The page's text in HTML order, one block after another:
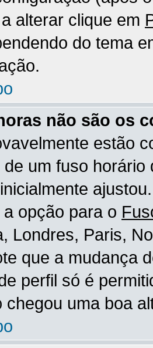
alterar clique em
do tema
não são os
estão
um fuso
a opção para o
Londres, Paris,
que a mudança
perfil só é
chegou uma boa